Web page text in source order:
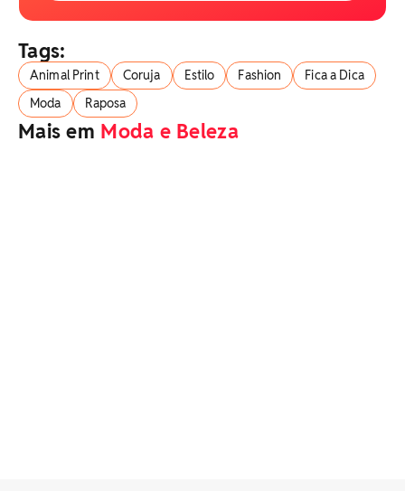
Tags:
Animal Print Coruja Estilo Fashion
Fica a Dica
Moda
Raposa
Mais em Moda e Beleza